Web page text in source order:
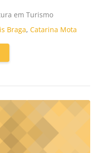
em Turismo
Braga, Catarina Mota